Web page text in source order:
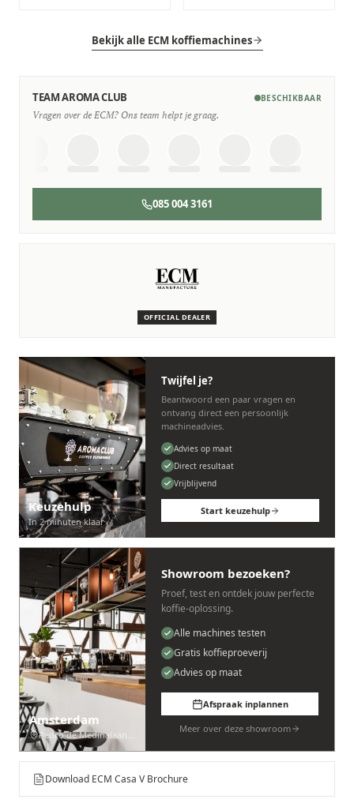
Bekijk alle ECM koffiemachines
TEAM AROMA CLUB BESCHIKBAAR
Vragen over de ECM? Ons team helpt je graag.
085 004 3161
OFFICIAL DEALER
Wij staan voor je klaar
Deskundige monteurs die verstand hebben van ECM
Persoonlijk, snel en zonder gedoe.
Keuzehulp
In 2 minuten klaar
Twijfel je?
Beantwoord een paar vragen en
ontvang direct een persoonlijk
machineadvies.
Advies op maat
Direct resultaat
Vrijblijvend
Start keuzehulp
Amsterdam
Pedro de Medinalaan 53
Showroom bezoeken?
Proef, test en ontdek jouw perfecte
koffie-oplossing.
Alle machines testen
Gratis koffieproeverij
Advies op maat
Afspraak inplannen
Meer over deze showroom
Download ECM Casa V Brochure